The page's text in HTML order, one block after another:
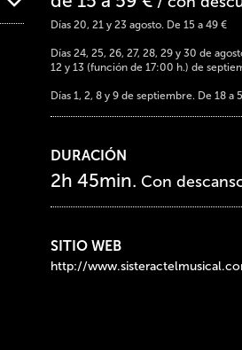
Días 20, 21 y 23 agosto. De 15 a 49 €
Días 24, 25, 26, 27, 28, 29 y 30 de
12 y 13 (función de 17:00 h.) de
Días 1, 2, 8 y 9 de septiembre. De 18 a
DURACIÓN
2h 45min. Con
SITIO WEB
http://